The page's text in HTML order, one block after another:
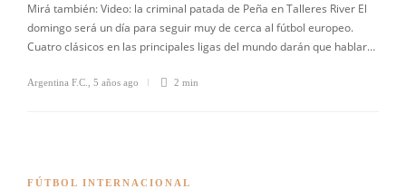
Mirá también: Video: la criminal patada de Peña en Talleres River El
domingo será un día para seguir muy de cerca al fútbol europeo.
Cuatro clásicos en las principales ligas del mundo darán que hablar…
Argentina F.C. 5 años ago 2 min
FÚTBOL INTERNACIONAL